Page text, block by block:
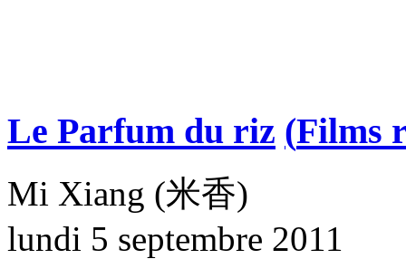
Le Parfum du riz (Films
Mi Xiang (米香)
lundi 5 septembre 2011